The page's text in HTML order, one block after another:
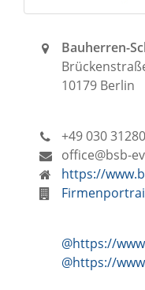
Bauherren-
10179 Berlin
+49 030
office@bsb-
https://
@https://
@https://